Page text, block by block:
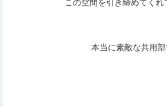
この空間を引き締めてくれ
本当に素敵な共用